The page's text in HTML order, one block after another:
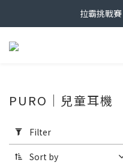
拉霸挑戰
Filter
(0/20)
PURO｜兒童耳機
Filter
Sort by